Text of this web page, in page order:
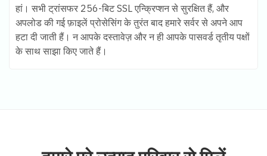
हां। सभी ट्रांसफर 256-बिट SSL एन्क्रिप्शन से सुरक्षित हैं, और
अपलोड की गई फ़ाइलें प्रोसेसिंग के तुरंत बाद हमारे सर्वर से अपने आप
हटा दी जाती हैं। न आपके दस्तावेज़ और न ही आपके पासवर्ड तृतीय पक्षों
के साथ साझा किए जाते हैं।